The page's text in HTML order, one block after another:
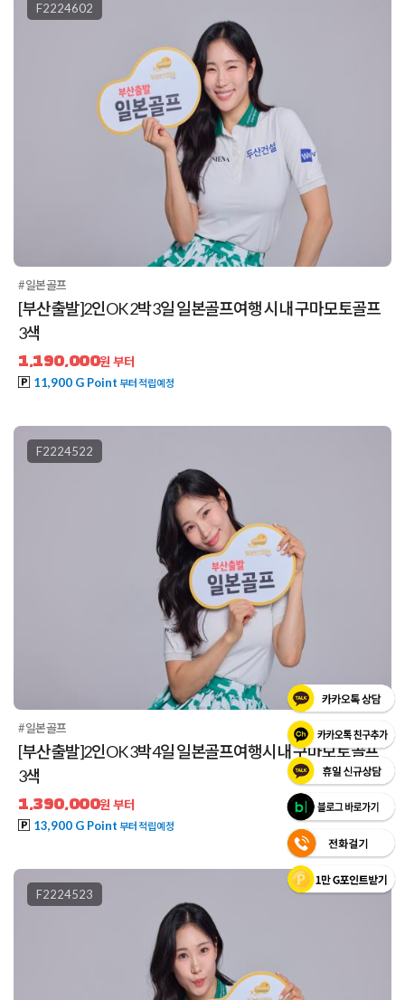
F2224602
#일본골프
[부산출발]2인OK 2박3일 일본골프여행 시내 구마모토골프
3색
1,190,000원 부터
11,900 G Point 부터 적립예정
F2224522
#일본골프
[부산출발]2인OK 3박4일 일본골프여행시내 구마모토골프
3색
1,390,000원 부터
13,900 G Point 부터 적립예정
F2224523